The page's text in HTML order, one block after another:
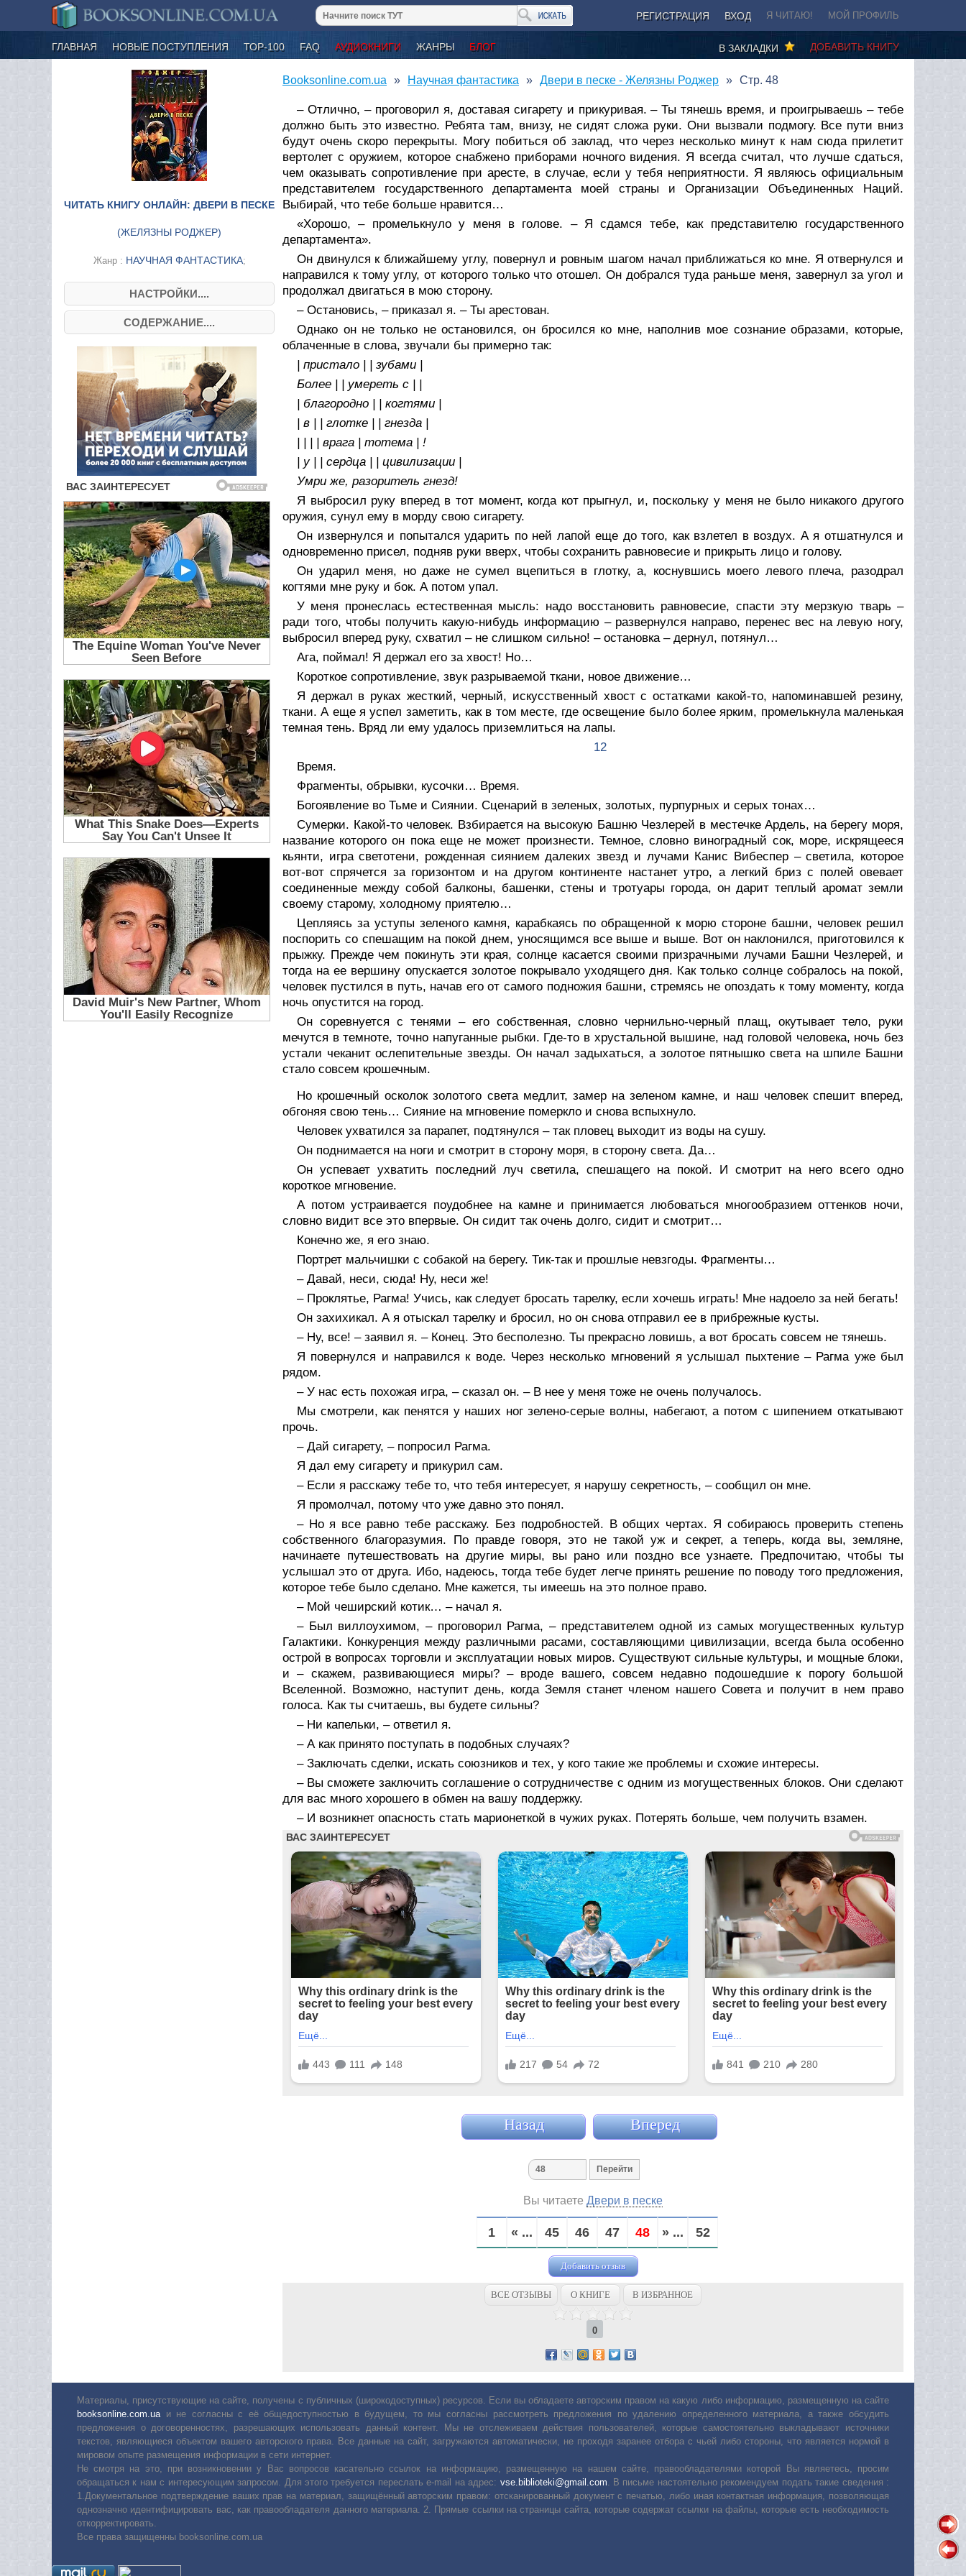
РЕГИСТРАЦИЯ ВХОД Я ЧИТАЮ! МОЙ ПРОФИЛЬ
ГЛАВНАЯ НОВЫЕ ПОСТУПЛЕНИЯ ТОР-100 FAQ АУДИОКНИГИ ЖАНРЫ БЛОГ ДОБАВИТЬ КНИГУ
В ЗАКЛАДКИ
ЧИТАТЬ КНИГУ ОНЛАЙН: ДВЕРИ В ПЕСКЕ
(ЖЕЛЯЗНЫ РОДЖЕР)
Жанр : НАУЧНАЯ ФАНТАСТИКА;
НАСТРОЙКИ....
СОДЕРЖАНИЕ....
Booksonline.com.ua Научная фантастика Двери в песке - Желязны Роджер Стр. 48
– Отлично, – проговорил я, доставая сигарету и прикуривая. – Ты тянешь время, и проигрываешь – тебе
должно быть это известно. Ребята там, внизу, не сидят сложа руки. Они вызвали подмогу. Все пути вниз
будут очень скоро перекрыты. Могу побиться об заклад, что через несколько минут к нам сюда прилетит
вертолет с оружием, которое снабжено приборами ночного видения. Я всегда считал, что лучше сдаться,
чем оказывать сопротивление при аресте, в случае, если у тебя неприятности. Я являюсь официальным
представителем государственного департамента моей страны и Организации Объединенных Наций.
Выбирай, что тебе больше нравится…
«Хорошо, – промелькнуло у меня в голове. – Я сдамся тебе, как представителю государственного
департамента».
Он двинулся к ближайшему углу, повернул и ровным шагом начал приближаться ко мне. Я отвернулся и
направился к тому углу, от которого только что отошел. Он добрался туда раньше меня, завернул за угол и
продолжал двигаться в мою сторону.
– Остановись, – приказал я. – Ты арестован.
Однако он не только не остановился, он бросился ко мне, наполнив мое сознание образами, которые,
облаченные в слова, звучали бы примерно так:
| пристало | | зубами |
Более | | умереть с | |
| благородно | | когтями |
| в | | глотке | | гнезда |
| | | | врага | тотема | !
| у | | сердца | | цивилизации |
Умри же, разоритель гнезд!
Я выбросил руку вперед в тот момент, когда кот прыгнул, и, поскольку у меня не было никакого другого
оружия, сунул ему в морду свою сигарету.
Он извернулся и попытался ударить по ней лапой еще до того, как взлетел в воздух. А я отшатнулся и
одновременно присел, подняв руки вверх, чтобы сохранить равновесие и прикрыть лицо и голову.
Он ударил меня, но даже не сумел вцепиться в глотку, а, коснувшись моего левого плеча, разодрал
когтями мне руку и бок. А потом упал.
У меня пронеслась естественная мысль: надо восстановить равновесие, спасти эту мерзкую тварь –
ради того, чтобы получить какую-нибудь информацию – развернулся направо, перенес вес на левую ногу,
выбросил вперед руку, схватил – не слишком сильно! – остановка – дернул, потянул…
Ага, поймал! Я держал его за хвост! Но…
Короткое сопротивление, звук разрываемой ткани, новое движение…
Я держал в руках жесткий, черный, искусственный хвост с остатками какой-то, напоминавшей резину,
ткани. А еще я успел заметить, как в том месте, где освещение было более ярким, промелькнула маленькая
темная тень. Вряд ли ему удалось приземлиться на лапы.
12
Время.
Фрагменты, обрывки, кусочки… Время.
Богоявление во Тьме и Сиянии. Сценарий в зеленых, золотых, пурпурных и серых тонах…
Сумерки. Какой-то человек. Взбирается на высокую Башню Чезлерей в местечке Ардель, на берегу моря,
название которого он пока еще не может произнести. Темное, словно виноградный сок, море, искрящееся
кьянти, игра светотени, рожденная сиянием далеких звезд и лучами Канис Вибеспер – светила, которое
вот-вот спрячется за горизонтом и на другом континенте настанет утро, а легкий бриз с полей овевает
соединенные между собой балконы, башенки, стены и тротуары города, он дарит теплый аромат земли
своему старому, холодному приятелю…
Цепляясь за уступы зеленого камня, карабкаясь по обращенной к морю стороне башни, человек решил
поспорить со спешащим на покой днем, уносящимся все выше и выше. Вот он наклонился, приготовился к
прыжку. Прежде чем покинуть эти края, солнце касается своими призрачными лучами Башни Чезлерей, и
тогда на ее вершину опускается золотое покрывало уходящего дня. Как только солнце собралось на покой,
человек пустился в путь, начав его от самого подножия башни, стремясь не опоздать к тому моменту, когда
ночь опустится на город.
Он соревнуется с тенями – его собственная, словно чернильно-черный плащ, окутывает тело, руки
мечутся в темноте, точно напуганные рыбки. Где-то в хрустальной вышине, над головой человека, ночь без
устали чеканит ослепительные звезды. Он начал задыхаться, а золотое пятнышко света на шпиле Башни
стало совсем крошечным.
Но крошечный осколок золотого света медлит, замер на зеленом камне, и наш человек спешит вперед,
обгоняя свою тень… Сияние на мгновение померкло и снова вспыхнуло.
Человек ухватился за парапет, подтянулся – так пловец выходит из воды на сушу.
Он поднимается на ноги и смотрит в сторону моря, в сторону света. Да…
Он успевает ухватить последний луч светила, спешащего на покой. И смотрит на него всего одно
короткое мгновение.
А потом устраивается поудобнее на камне и принимается любоваться многообразием оттенков ночи,
словно видит все это впервые. Он сидит так очень долго, сидит и смотрит…
Конечно же, я его знаю.
Портрет мальчишки с собакой на берегу. Тик-так и прошлые невзгоды. Фрагменты…
– Давай, неси, сюда! Ну, неси же!
– Проклятье, Рагма! Учись, как следует бросать тарелку, если хочешь играть! Мне надоело за ней бегать!
Он захихикал. А я отыскал тарелку и бросил, но он снова отправил ее в прибрежные кусты.
– Ну, все! – заявил я. – Конец. Это бесполезно. Ты прекрасно ловишь, а вот бросать совсем не тянешь.
Я повернулся и направился к воде. Через несколько мгновений я услышал пыхтение – Рагма уже был
рядом.
– У нас есть похожая игра, – сказал он. – В нее у меня тоже не очень получалось.
Мы смотрели, как пенятся у наших ног зелено-серые волны, набегают, а потом с шипением откатывают
прочь.
– Дай сигарету, – попросил Рагма.
Я дал ему сигарету и прикурил сам.
– Если я расскажу тебе то, что тебя интересует, я нарушу секретность, – сообщил он мне.
Я промолчал, потому что уже давно это понял.
– Но я все равно тебе расскажу. Без подробностей. В общих чертах. Я собираюсь проверить степень
собственного благоразумия. По правде говоря, это не такой уж и секрет, а теперь, когда вы, земляне,
начинаете путешествовать на другие миры, вы рано или поздно все узнаете. Предпочитаю, чтобы ты
услышал это от друга. Ибо, надеюсь, тогда тебе будет легче принять решение по поводу того предложения,
которое тебе было сделано. Мне кажется, ты имеешь на это полное право.
– Мой чеширский котик… – начал я.
– Был виллоухимом, – проговорил Рагма, – представителем одной из самых могущественных культур
Галактики. Конкуренция между различными расами, составляющими цивилизации, всегда была особенно
острой в вопросах торговли и эксплуатации новых миров. Существуют сильные культуры, и мощные блоки,
и – скажем, развивающиеся миры? – вроде вашего, совсем недавно подошедшие к порогу большой
Вселенной. Возможно, наступит день, когда Земля станет членом нашего Совета и получит в нем право
голоса. Как ты считаешь, вы будете сильны?
– Ни капельки, – ответил я.
– А как принято поступать в подобных случаях?
– Заключать сделки, искать союзников и тех, у кого такие же проблемы и схожие интересы.
– Вы сможете заключить соглашение о сотрудничестве с одним из могущественных блоков. Они сделают
для вас много хорошего в обмен на вашу поддержку.
– И возникнет опасность стать марионеткой в чужих руках. Потерять больше, чем получить взамен.
Назад Вперед
Вы читаете Двери в песке
1 « ... 45 46 47 48 » ... 52
Добавить отзыв
ВСЕ ОТЗЫВЫ О КНИГЕ В ИЗБРАННОЕ
0
Материалы, присутствующие на сайте, получены с публичных (широкодоступных) ресурсов. Если вы обладаете авторским правом на какую либо информацию, размещенную на сайте
booksonline.com.ua и не согласны с её общедоступностью в будущем, то мы согласны рассмотреть предложения по удалению определенного материала, а также обсудить
предложения о договоренностях, разрешающих использовать данный контент. Мы не отслеживаем действия пользователей, которые самостоятельно выкладывают источники
текстов, являющиеся объектом вашего авторского права. Все данные на сайт, загружаются автоматически, не проходя заранее отбора с чьей либо стороны, что является нормой в
мировом опыте размещения информации в сети интернет.
Не смотря на это, при возникновении у Вас вопросов касательно ссылок на информацию, размещенную на нашем сайте, правообладателями которой Вы являетесь, просим
обращаться к нам с интересующим запросом. Для этого требуется переслать е-mail на адрес: vse.biblioteki@gmail.com . В письме настоятельно рекомендуем подать такие сведения :
1.Документальное подтверждение ваших прав на материал, защищённый авторским правом: отсканированный документ с печатью, либо иная контактная информация, позволяющая
однозначно идентифицировать вас, как правообладателя данного материала. 2. Прямые ссылки на страницы сайта, которые содержат ссылки на файлы, которые есть необходимость
откорректировать.
Все права защищенны booksonline.com.ua